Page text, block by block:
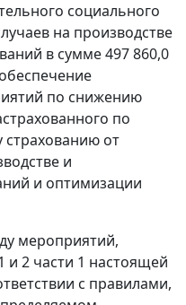
социального
на производстве
в сумме 497 860,0
по снижению
по
от
и
и оптимизации
мероприятий,
и 2 части 1 настоящей
с правилами,